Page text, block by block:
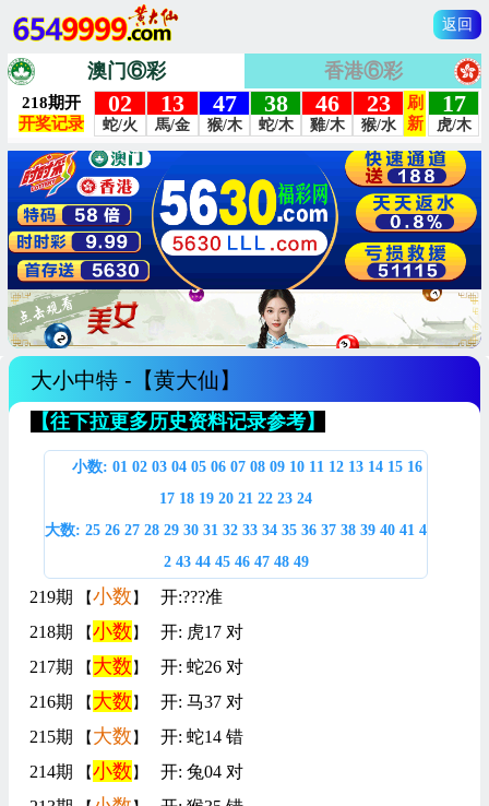
返回
澳门⑥彩 香港⑥彩